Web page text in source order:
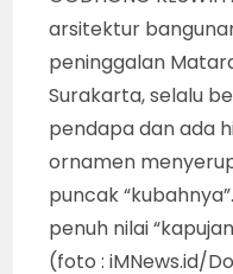
arsitektur
peninggalan
Surakarta, selalu
pendapa dan ada
ornamen
puncak
penuh nilai
(foto : iMNews.id/